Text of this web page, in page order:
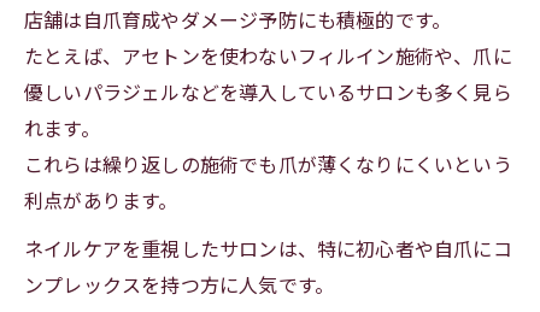
店舗は自爪育成やダメージ予防にも積極的です。
たとえば、アセトンを使わないフィルイン施術や、爪に
優しいパラジェルなどを導入しているサロンも多く見ら
れます。
これらは繰り返しの施術でも爪が薄くなりにくいという
利点があります。
ネイルケアを重視したサロンは、特に初心者や自爪にコ
ンプレックスを持つ方に人気です。